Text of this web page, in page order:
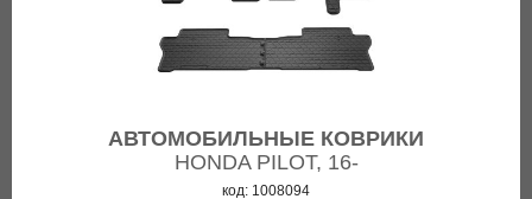
АВТОМОБИЛЬНЫЕ КОВРИКИ
HONDA PILOT, 16-
код: 1008094